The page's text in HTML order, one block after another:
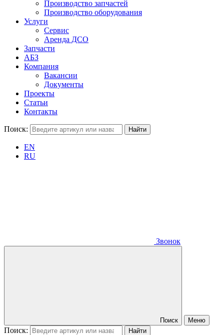
Производство запчастей
Производство оборудования
Услуги
Сервис
Аренда ДСО
Запчасти
АБЗ
Компания
Вакансии
Документы
Проекты
Статьи
Контакты
Поиск:
EN
RU
Звонок
Поиск Меню
Поиск: